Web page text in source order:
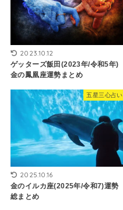
2023.10.12
ゲッターズ飯田(2023年/令和5年)
金の鳳凰座運勢まとめ
五星三心占い
2025.10.16
金のイルカ座(2025年/令和7)運勢
総まとめ